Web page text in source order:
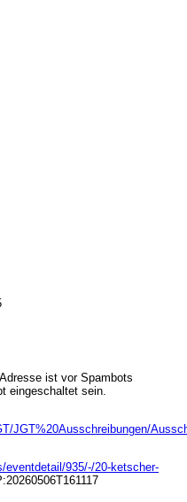
ist vor Spambots
eingeschaltet sein.
JGT%20Ausschreibungen/
eventdetail/935/-/20-ketscher-